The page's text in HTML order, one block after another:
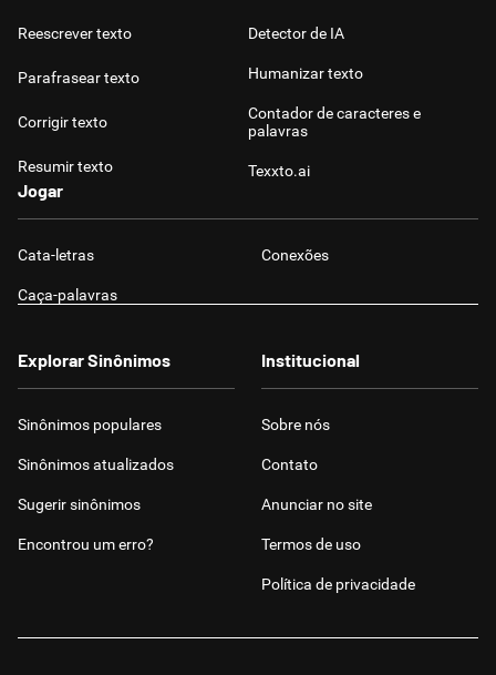
Reescrever texto
Parafrasear texto
Corrigir texto
Resumir texto
Detector de IA
Humanizar texto
Contador de caracteres e
palavras
Texxto.ai
Jogar
Cata-letras Conexões
Caça-palavras
Explorar Sinônimos
Sinônimos populares
Sinônimos atualizados
Sugerir sinônimos
Encontrou um erro?
Institucional
Sobre nós
Contato
Anunciar no site
Termos de uso
Política de privacidade